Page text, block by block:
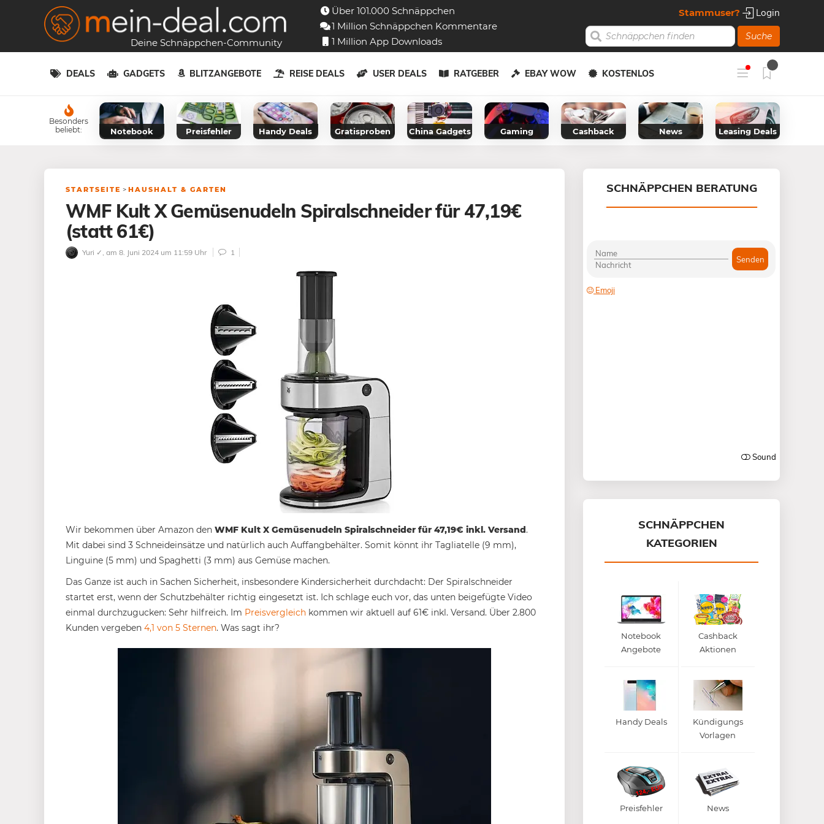
Deine Schnäppchen-Community
Über 101.000 Schnäppchen
1 Million Schnäppchen Kommentare
1 Million App Downloads
Stammuser? Login
Suche
DEALS GADGETS BLITZANGEBOTE REISE DEALS USER DEALS RATGEBER EBAY WOW KOSTENLOS
Besonders
beliebt:
Notebook Preisfehler Handy Deals Gratisproben China Gadgets Gaming Cashback News Leasing Deals
STARTSEITE > HAUSHALT & GARTEN
WMF Kult X Gemüsenudeln Spiralschneider für 47,19€
(statt 61€)
Yuri ✓ , am 8. Juni 2024 um 11:59 Uhr 1
Wir bekommen über Amazon den WMF Kult X Gemüsenudeln Spiralschneider für 47,19€ inkl. Versand.
Mit dabei sind 3 Schneideinsätze und natürlich auch Auffangbehälter. Somit könnt ihr Tagliatelle (9 mm),
Linguine (5 mm) und Spaghetti (3 mm) aus Gemüse machen.
Das Ganze ist auch in Sachen Sicherheit, insbesondere Kindersicherheit durchdacht: Der Spiralschneider
startet erst, wenn der Schutzbehälter richtig eingesetzt ist. Ich schlage euch vor, das unten beigefügte Video
einmal durchzugucken: Sehr hilfreich. Im Preisvergleich kommen wir aktuell auf 61€ inkl. Versand. Über 2.800
Kunden vergeben 4,1 von 5 Sternen. Was sagt ihr?
SCHNÄPPCHEN BERATUNG
SCHNÄPPCHEN
KATEGORIEN
Notebook
Angebote
Cashback
Aktionen
Handy Deals
Kündigungs
Vorlagen
Preisfehler News